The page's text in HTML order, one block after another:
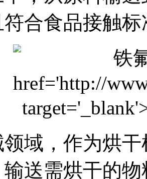
合食品接触
域，作为烘
送需烘干的